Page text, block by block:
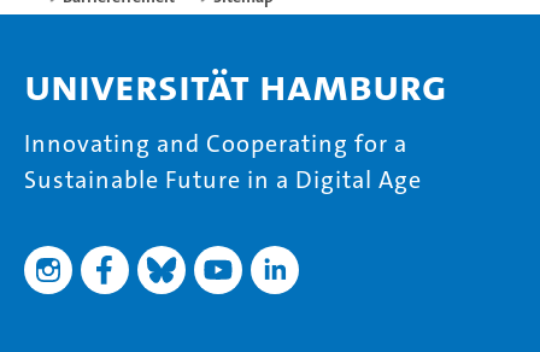
Universität Hamburg
Innovating and Cooperating for a
Sustainable Future in a Digital Age